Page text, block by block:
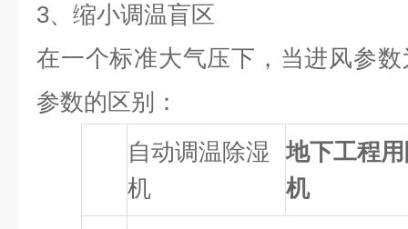
3、缩小调温盲区
在一个标准大气压下，当进风参数
参数的区别：
自动调温除湿
机
地下工程
机